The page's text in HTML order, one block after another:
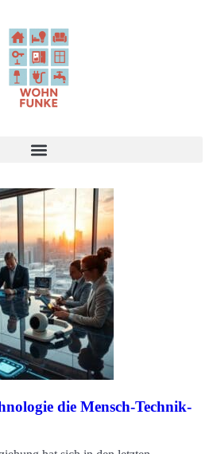
die Mensch-Technik-